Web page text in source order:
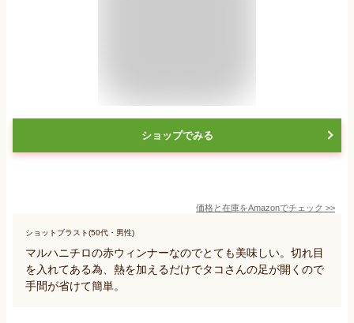
ショップでみる
価格と在庫をAmazonでチェック >>
ショットブラスト(50代・男性)
マルハニチロの赤ウィンナーなのでとても美味しい。切れ目
を入れてある為、熱を加えるだけでタコさんの足が開くので
手間が省けて簡単。